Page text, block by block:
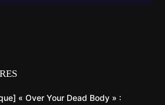
« Over Your Dead Body » :